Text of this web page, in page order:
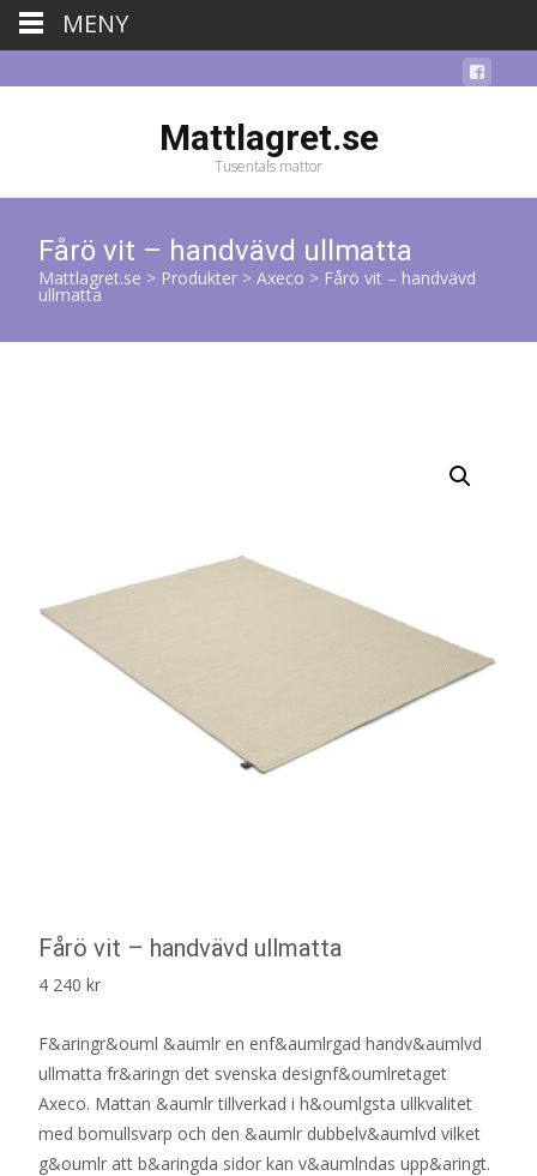
Mattlagret.se
Tusentals mattor
Fårö vit – handvävd ullmatta
Mattlagret.se > Produkter > Axeco > Fårö vit – handvävd
ullmatta
Fårö vit – handvävd ullmatta
4 240 kr
F&aringr&ouml &aumlr en enf&aumlrgad handv&aumlvd
ullmatta fr&aringn det svenska designf&oumlretaget
Axeco. Mattan &aumlr tillverkad i h&oumlgsta ullkvalitet
med bomullsvarp och den &aumlr dubbelv&aumlvd vilket
g&oumlr att b&aringda sidor kan v&aumlndas upp&aringt.
MENY